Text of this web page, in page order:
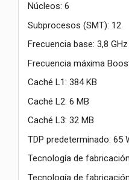
Núcleos: 6
Subprocesos (SMT): 12
Frecuencia base: 3,8 GHz
Frecuencia máxima
Caché L1: 384 KB
Caché L2: 6 MB
Caché L3: 32 MB
TDP predeterminado: 65
Tecnología de
Tecnología de